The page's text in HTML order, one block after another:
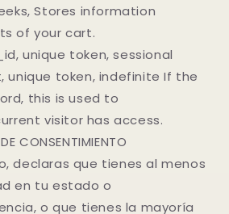
Stores information
of your cart.
unique token, sessional
token, indefinite If the
this is used to
visitor has access.
CONSENTIMIENTO
declaras que tienes al menos
en tu estado o
o que tienes la mayoría